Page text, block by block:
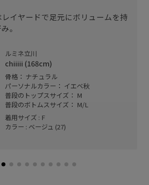
イヤードで足元にボリュームを持
。
ルミネ立川
chiiiii (168cm)
骨格： ナチュラル
パーソナルカラー： イエベ秋
普段のトップスサイズ： M
普段のボトムスサイズ： M/L
着用サイズ : F
カラー : ベージュ (27)